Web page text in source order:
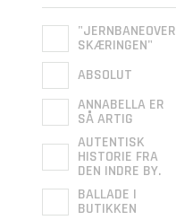
"JERNBANEOVER
SKÆRINGEN"
ABSOLUT
ANNABELLA ER
SÅ ARTIG
AUTENTISK
HISTORIE FRA
DEN INDRE BY.
BALLADE I
BUTIKKEN